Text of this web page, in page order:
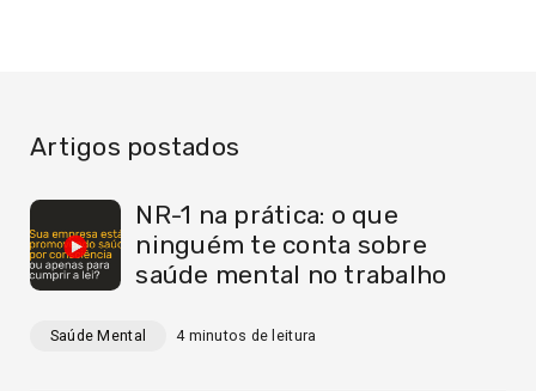
Artigos postados
NR-1 na prática: o que
ninguém te conta sobre
saúde mental no trabalho
Saúde Mental 4minutos de leitura